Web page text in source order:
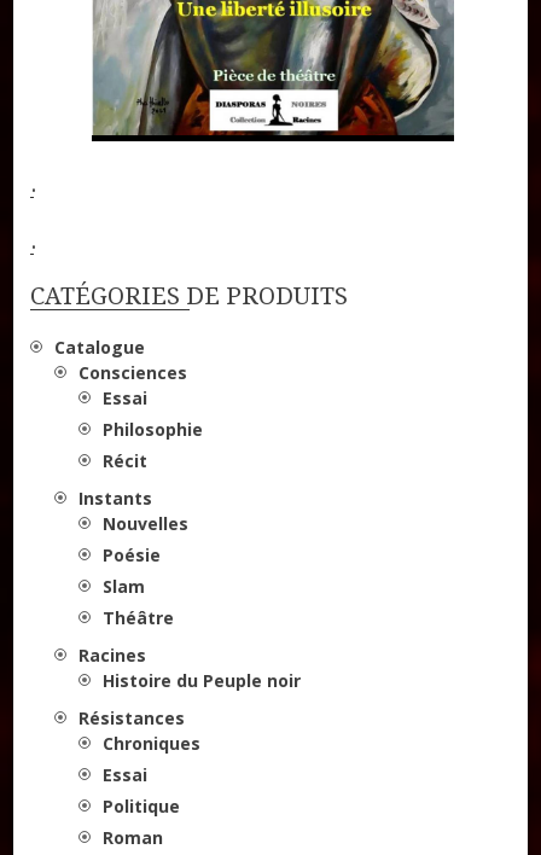
.
.
CATÉGORIES DE PRODUITS
Catalogue
Consciences
Essai
Philosophie
Récit
Instants
Nouvelles
Poésie
Slam
Théâtre
Racines
Histoire du Peuple noir
Résistances
Chroniques
Essai
Politique
Roman